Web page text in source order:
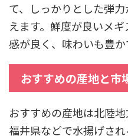
て、しっかりとした弾
えます。鮮度が良いメ
感が良く、味わいも豊か
おすすめの産地と市
おすすめの産地は北陸地
福井県などで水揚げさ